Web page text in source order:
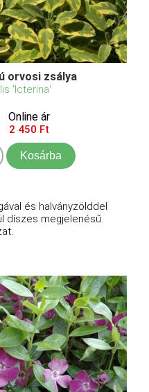
orvosi zsálya
'Icterina'
Online ár
2 450 Ft
Kosárba
és halványzölddel
díszes megjelenésű